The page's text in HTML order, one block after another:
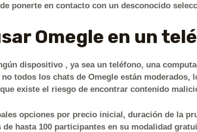
ponerte en contacto con un desconocido
dispositivo , ya sea un teléfono, una
todos los chats de Omegle están moderados,
que existe el riesgo de encontrar contenido
opciones por precio inicial, duración de la
hasta 100 participantes en su modalidad